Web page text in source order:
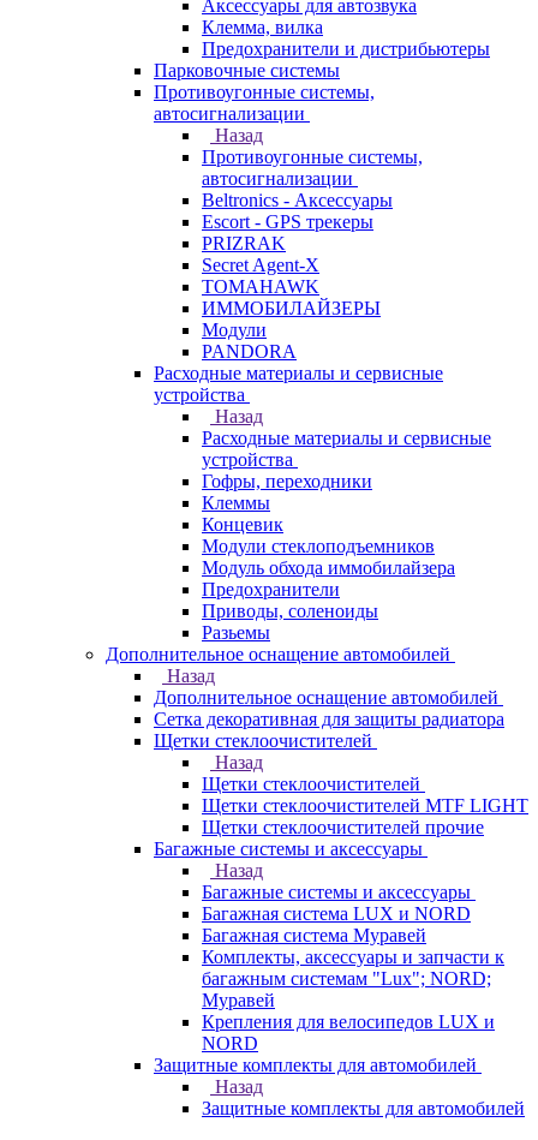
Аксессуары для автозвука
Клемма, вилка
Предохранители и дистрибьютеры
Парковочные системы
Противоугонные системы,
автосигнализации
Назад
Противоугонные системы,
автосигнализации
Beltronics - Аксессуары
Escort - GPS трекеры
PRIZRAK
Secret Agent-X
TOMAHAWK
ИММОБИЛАЙЗЕРЫ
Модули
PANDORA
Расходные материалы и сервисные
устройства
Назад
Расходные материалы и сервисные
устройства
Гофры, переходники
Клеммы
Концевик
Модули стеклоподъемников
Модуль обхода иммобилайзера
Предохранители
Приводы, соленоиды
Разьемы
Дополнительное оснащение автомобилей
Назад
Дополнительное оснащение автомобилей
Сетка декоративная для защиты радиатора
Щетки стеклоочистителей
Назад
Щетки стеклоочистителей
Щетки стеклоочистителей MTF LIGHT
Щетки стеклоочистителей прочие
Багажные системы и аксессуары
Назад
Багажные системы и аксессуары
Багажная система LUX и NORD
Багажная система Муравей
Комплекты, аксессуары и запчасти к
багажным системам "Lux"; NORD;
Муравей
Крепления для велосипедов LUX и
NORD
Защитные комплекты для автомобилей
Назад
Защитные комплекты для автомобилей